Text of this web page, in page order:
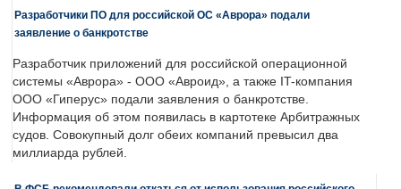
Разработчики ПО для российской ОС «Аврора» подали
заявление о банкротстве
Разработчик приложений для российской операционной
системы «Аврора» - ООО «Авроид», а также IT-компания
ООО «Гиперус» подали заявления о банкротстве.
Информация об этом появилась в картотеке Арбитражных
судов. Совокупный долг обеих компаний превысил два
миллиарда рублей.